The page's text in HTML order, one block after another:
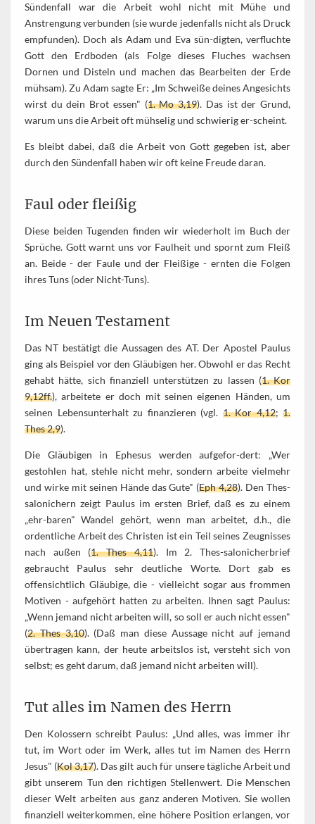
Sündenfall war die Arbeit wohl nicht mit Mühe und
Anstrengung verbunden (sie wurde jedenfalls nicht als Druck
empfunden). Doch als Adam und Eva sün-digten, verfluchte
Gott den Erdboden (als Folge dieses Fluches wachsen
Dornen und Disteln und machen das Bearbeiten der Erde
mühsam). Zu Adam sagte Er: „Im Schweiße deines Angesichts
wirst du dein Brot essen" (1. Mo 3,19). Das ist der Grund,
warum uns die Arbeit oft mühselig und schwierig er-scheint.
Es bleibt dabei, daß die Arbeit von Gott gegeben ist, aber
durch den Sündenfall haben wir oft keine Freude daran.
Faul oder fleißig
Diese beiden Tugenden finden wir wiederholt im Buch der
Sprüche. Gott warnt uns vor Faulheit und spornt zum Fleiß
an. Beide - der Faule und der Fleißige - ernten die Folgen
ihres Tuns (oder Nicht-Tuns).
Im Neuen Testament
Das NT bestätigt die Aussagen des AT. Der Apostel Paulus
ging als Beispiel vor den Gläubigen her. Obwohl er das Recht
gehabt hätte, sich finanziell unterstützen zu lassen (1. Kor
9,12ff.), arbeitete er doch mit seinen eigenen Händen, um
seinen Lebensunterhalt zu finanzieren (vgl. 1. Kor 4,12; 1.
Thes 2,9).
Die Gläubigen in Ephesus werden aufgefor-dert: „Wer
gestohlen hat, stehle nicht mehr, sondern arbeite vielmehr
und wirke mit seinen Hände das Gute" (Eph 4,28). Den Thes-
salonichern zeigt Paulus im ersten Brief, daß es zu einem
„ehr-baren" Wandel gehört, wenn man arbeitet, d.h., die
ordentliche Arbeit des Christen ist ein Teil seines Zeugnisses
nach außen (1. Thes 4,11). Im 2. Thes-salonicherbrief
gebraucht Paulus sehr deutliche Worte. Dort gab es
offensichtlich Gläubige, die - vielleicht sogar aus frommen
Motiven - aufgehört hatten zu arbeiten. Ihnen sagt Paulus:
„Wenn jemand nicht arbeiten will, so soll er auch nicht essen"
(2. Thes 3,10). (Daß man diese Aussage nicht auf jemand
übertragen kann, der heute arbeitslos ist, versteht sich von
selbst; es geht darum, daß jemand nicht arbeiten will).
Tut alles im Namen des Herrn
Den Kolossern schreibt Paulus: „Und alles, was immer ihr
tut, im Wort oder im Werk, alles tut im Namen des Herrn
Jesus" (Kol 3,17). Das gilt auch für unsere tägliche Arbeit und
gibt unserem Tun den richtigen Stellenwert. Die Menschen
dieser Welt arbeiten aus ganz anderen Motiven. Sie wollen
finanziell weiterkommen, eine höhere Position erlangen, vor